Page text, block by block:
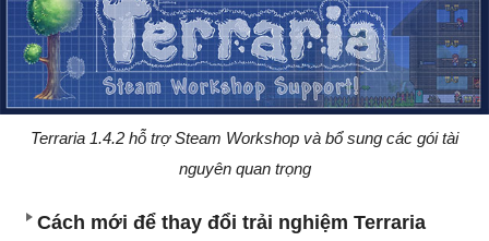
Terraria 1.4.2 hỗ trợ Steam Workshop và bổ sung các gói tài
nguyên quan trọng
Cách mới để thay đổi trải nghiệm Terraria